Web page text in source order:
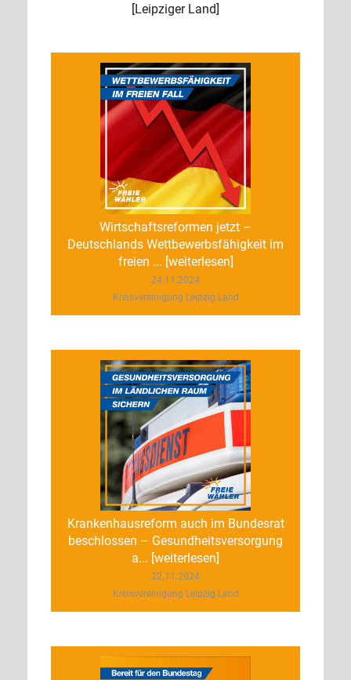
[Leipziger Land]
Wirtschaftsreformen jetzt –
Deutschlands Wettbewerbsfähigkeit im
freien ... [weiterlesen]
24.11.2024
Kreisvereinigung Leipzig Land
Krankenhausreform auch im Bundesrat
beschlossen – Gesundheitsversorgung
a... [weiterlesen]
22.11.2024
Kreisvereinigung Leipzig Land